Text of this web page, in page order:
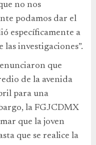
no nos
podamos dar el
específicamente a
investigaciones”.
que
de la avenida
para una
la FGJCDMX
que la joven
que se realice la